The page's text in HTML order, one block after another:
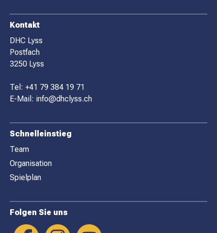
F
O
O
T
E
R
Kontakt
DHC Lyss
Postfach
3250 Lyss
Tel: +41 79 384 19 71
E-Mail: info@dhclyss.ch
Schnelleinstieg
Team
Organisation
Spielplan
Folgen Sie uns